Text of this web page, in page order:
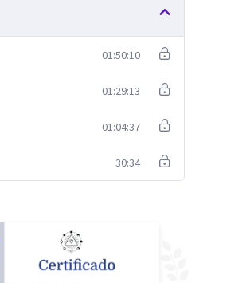
01:50:10
01:29:13
01:04:37
30:34